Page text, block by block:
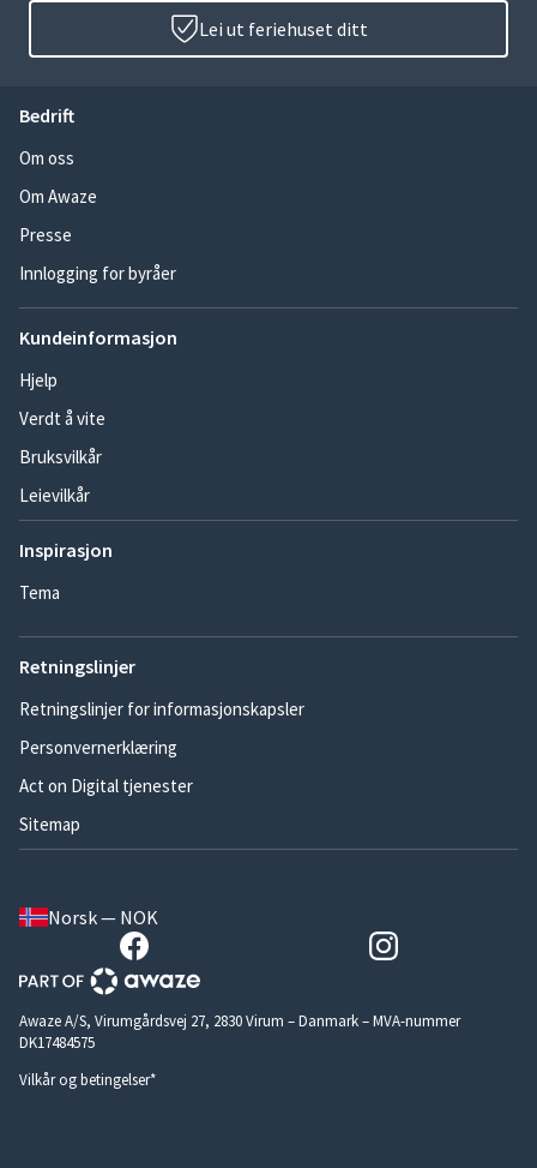
Lei ut feriehuset ditt
Bedrift
Om oss
Om Awaze
Presse
Innlogging for byråer
Kundeinformasjon
Hjelp
Verdt å vite
Bruksvilkår
Leievilkår
Inspirasjon
Tema
Retningslinjer
Retningslinjer for informasjonskapsler
Personvernerklæring
Act on Digital tjenester
Sitemap
Norsk — NOK
Awaze A/S, Virumgårdsvej 27, 2830 Virum – Danmark – MVA-nummer
DK17484575
Vilkår og betingelser*